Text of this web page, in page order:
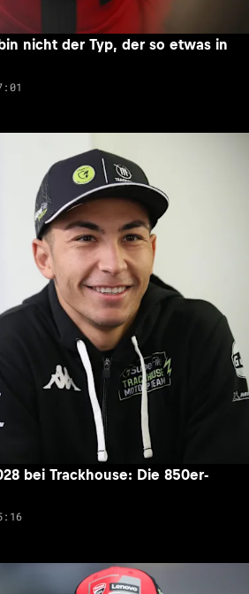
nicht der Typ, der so etwas in
bei Trackhouse: Die 850er-